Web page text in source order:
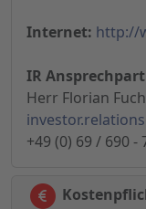
Internet: http://
IR
Herr Florian
+49 (0) 69 / 690 -